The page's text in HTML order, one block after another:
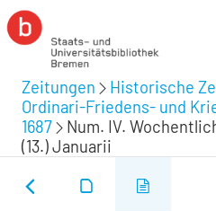
Zeitungen Historische
Ordinari-Friedens- und
1687
Num. IV.
(13.) Januarii